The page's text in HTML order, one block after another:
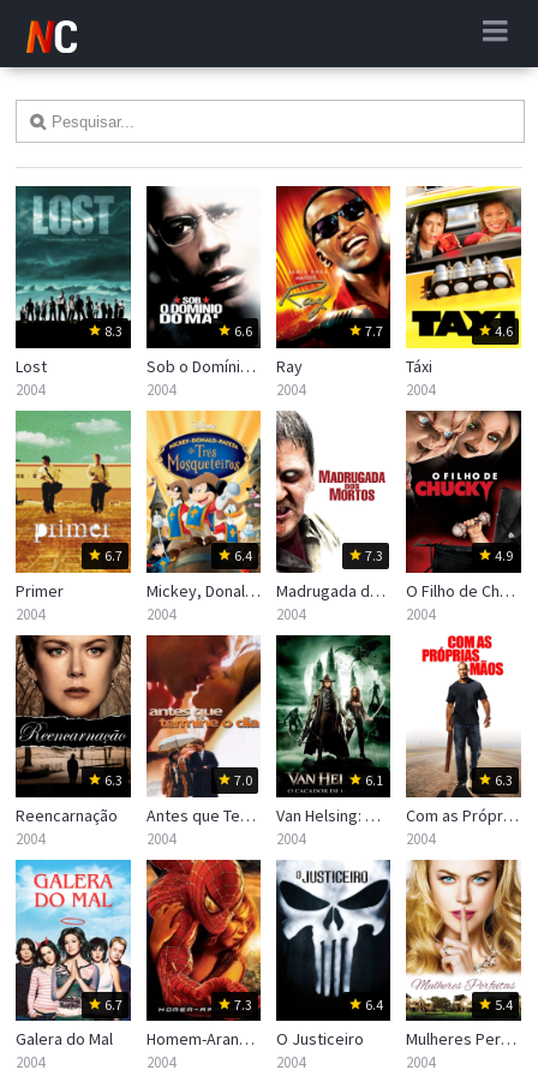
8.3
Lost
2004
6.6
Sob o Domínio do Mal
2004
7.7
Ray
2004
4.6
Táxi
2004
6.7
Primer
2004
6.4
Mickey, Donald e Pateta: Os Três Mosqueteiros
2004
7.3
Madrugada dos Mortos
2004
4.9
O Filho de Chucky
2004
6.3
Reencarnação
2004
7.0
Antes que Termine o Dia
2004
6.1
Van Helsing: O Caçador de Monstros
2004
6.3
Com as Próprias Mãos
2004
6.7
Galera do Mal
2004
7.3
Homem-Aranha 2
2004
6.4
O Justiceiro
2004
5.4
Mulheres Perfeitas
2004